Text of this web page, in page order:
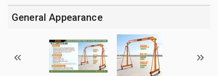
General Appearance